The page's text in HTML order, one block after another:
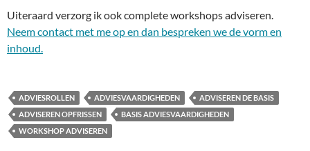
Uiteraard verzorg ik ook complete workshops adviseren.
Neem contact met me op en dan bespreken we de vorm en
inhoud.
ADVIESROLLEN ADVIESVAARDIGHEDEN
ADVISEREN DE BASIS
ADVISEREN OPFRISSEN
BASIS ADVIESVAARDIGHEDEN
WORKSHOP ADVISEREN